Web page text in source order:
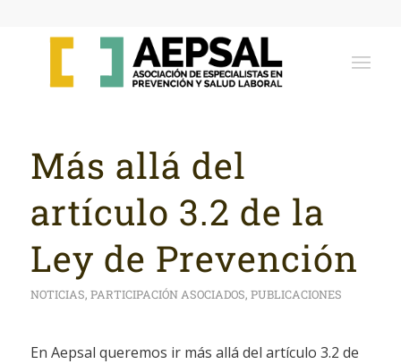
Más allá del
artículo 3.2 de la
Ley de Prevención
NOTICIAS, PARTICIPACIÓN ASOCIADOS, PUBLICACIONES
En Aepsal queremos ir más allá del artículo 3.2 de